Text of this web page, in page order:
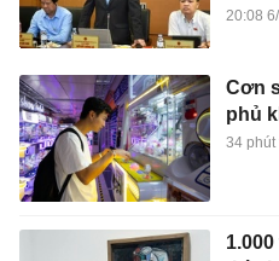
20:08
Cơn
phủ
34